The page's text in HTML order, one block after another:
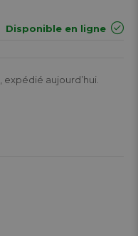
Disponible en ligne
expédié aujourd’hui.